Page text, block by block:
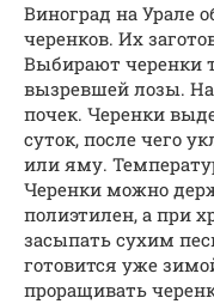
Виноград на Урале
черенков. Их
Выбирают черенки
вызревшей лозы.
почек. Черенки
суток, после чего
или яму.
Черенки можно
полиэтилен, а при
засыпать сухим
готовится уже
проращивать